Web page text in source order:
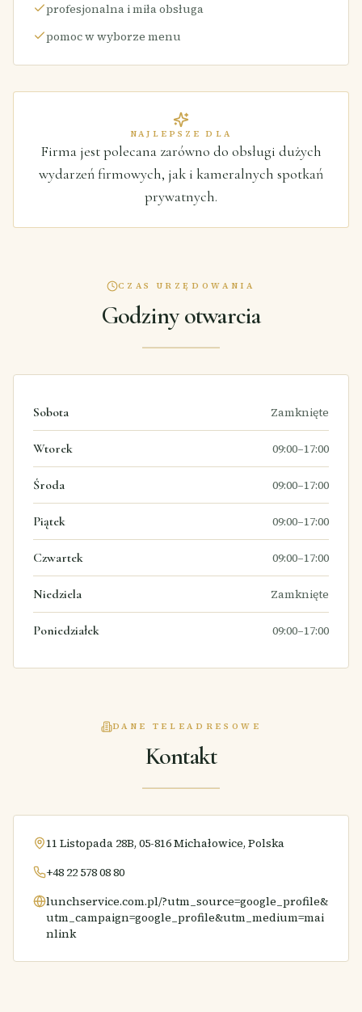
profesjonalna i miła obsługa
pomoc w wyborze menu
NAJLEPSZE DLA
Firma jest polecana zarówno do obsługi dużych
wydarzeń firmowych, jak i kameralnych spotkań
prywatnych.
CZAS URZĘDOWANIA
Godziny otwarcia
Sobota Zamknięte
Wtorek 09:00–17:00
Środa 09:00–17:00
Piątek 09:00–17:00
Czwartek 09:00–17:00
Niedziela Zamknięte
Poniedziałek 09:00–17:00
DANE TELEADRESOWE
Kontakt
11 Listopada 28B, 05-816 Michałowice, Polska
+48 22 578 08 80
lunchservice.com.pl/?utm_source=google_profile&
utm_campaign=google_profile&utm_medium=mai
nlink